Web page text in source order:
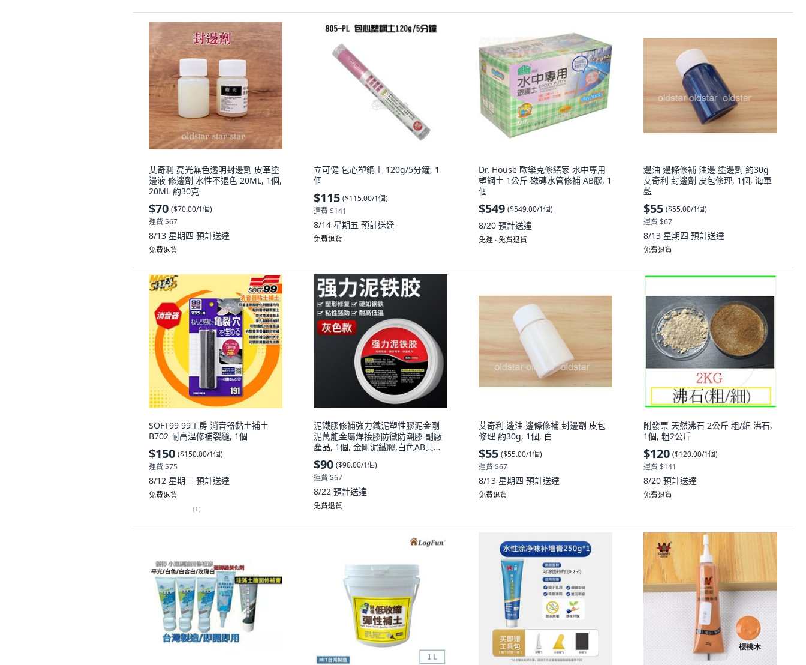
艾奇利 亮光無色透明封邊劑 皮革塗
邊液 修邊劑 水性不退色 20ML, 1個,
20ML 約30克
$70 ($70.00/1個)
運費 $67
8/13 星期四 預計送達
免費退貨
立可健 包心塑鋼土 120g/5分鐘, 1
個
$115 ($115.00/1個)
運費 $141
8/14 星期五 預計送達
免費退貨
Dr. House 歐樂克修繕家 水中專用
塑鋼土 1公斤 磁磚水管修補 AB膠, 1
個
$549 ($549.00/1個)
8/20 預計送達
免運 ∙ 免費退貨
邊油 邊條修補 油邊 塗邊劑 約30g
艾奇利 封邊劑 皮包修理, 1個, 海軍
藍
$55 ($55.00/1個)
運費 $67
8/13 星期四 預計送達
免費退貨
SOFT99 99工房 消音器黏土補土
B702 耐高溫修補裂縫, 1個
$150 ($150.00/1個)
運費 $75
8/12 星期三 預計送達
免費退貨
(1)
泥鐵膠修補強力鐵泥塑性膠泥金剛
泥萬能金屬焊接膠防黴防潮膠 副廠
產品, 1個, 金剛泥鐵膠,白色AB共
100g 塑形填縫雙組份
$90 ($90.00/1個)
運費 $67
8/22 預計送達
免費退貨
艾奇利 邊油 邊條修補 封邊劑 皮包
修理 約30g, 1個, 白
$55 ($55.00/1個)
運費 $67
8/13 星期四 預計送達
免費退貨
附發票 天然沸石 2公斤 粗/細 沸石,
1個, 粗2公斤
$120 ($120.00/1個)
運費 $141
8/20 預計送達
免費退貨